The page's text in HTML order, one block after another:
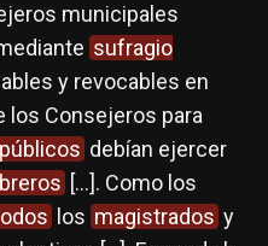
municipales
sufragio
y revocables en
los Consejeros para
públicos debían ejercer
[…]. Como los
los magistrados y